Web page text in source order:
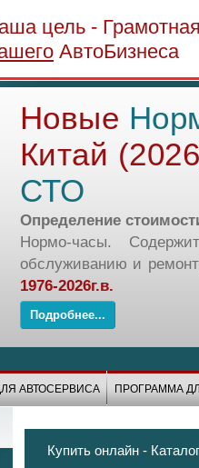
цель -
АвтоБизнеса
Новые
Китай
СТО
Определение
Нормо-часы.
обслуживанию и
1976-2026г.в.
Подробнее...
АВТОСЕРВИСА ПРОГРАММА
Купить онлайн -